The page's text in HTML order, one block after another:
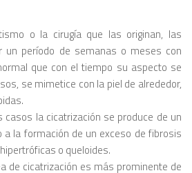
o la cirugía que las originan, las
un período de semanas o meses con
que con el tiempo su aspecto se
se mimetice con la piel de alrededor,
casos la cicatrización se produce de un
a la formación de un exceso de fibrosis
o queloides.
de cicatrización es más prominente de